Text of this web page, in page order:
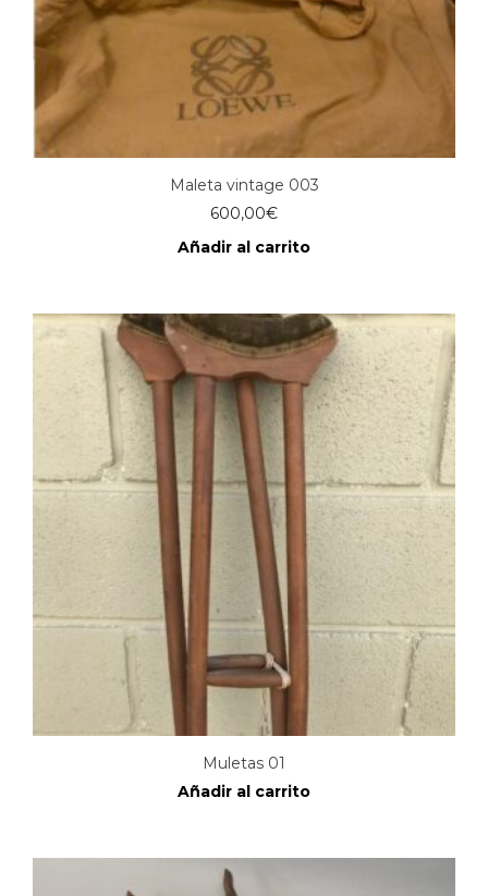
Maleta vintage 003
600,00€
Añadir al carrito
Muletas 01
Añadir al carrito